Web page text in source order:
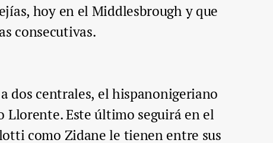
hoy en el Middlesbrough y que
consecutivas.
dos centrales, el hispanonigeriano
Llorente. Este último seguirá en el
como Zidane le tienen entre sus